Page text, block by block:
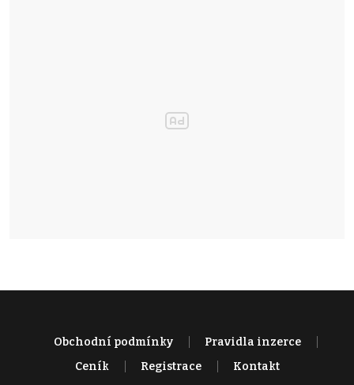
Obchodní podmínky
Pravidla inzerce
Ceník
Registrace Kontakt